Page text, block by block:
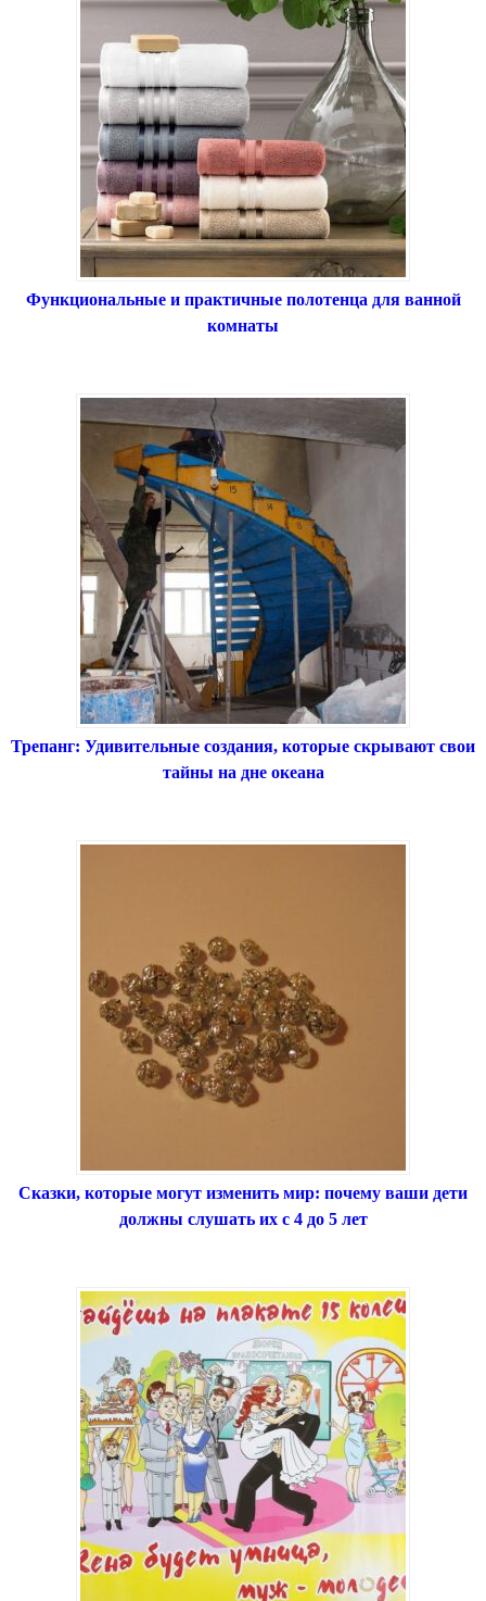
Функциональные и практичные полотенца для ванной
комнаты
Трепанг: Удивительные создания, которые скрывают свои
тайны на дне океана
Сказки, которые могут изменить мир: почему ваши дети
должны слушать их с 4 до 5 лет